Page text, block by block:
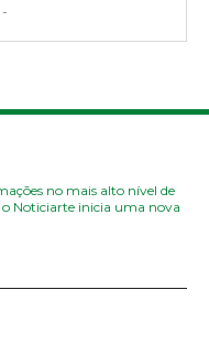
-
no mais alto nível de
o Noticiarte inicia uma nova